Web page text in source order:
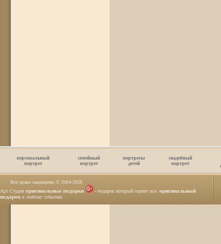
персональный
портрет
семейный
портрет
портреты
детей
свадебный
портрет
Все права защищены © 2004-2026
Арт Студия оригинальные подарки - подарок который оценят все: оригинальный
подарокк любому событию